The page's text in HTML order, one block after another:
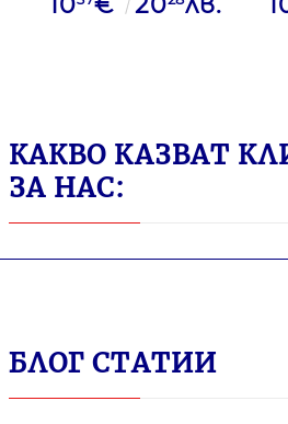
52.5/29.7MM N40
КАКВО КАЗВАТ
ЗА НАС:
БЛОГ СТАТИИ